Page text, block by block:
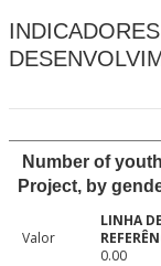
Number of
Project, by
Valor
0.00